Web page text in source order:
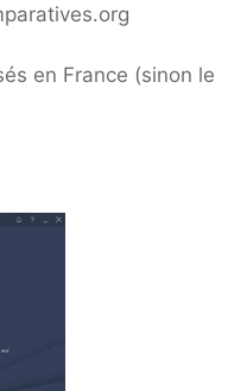
en France (sinon le